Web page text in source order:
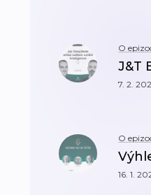
O
J&T
7. 2.
O
16. 1.